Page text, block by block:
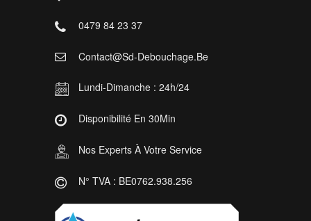
0479 84 23 37
Contact@sd-Debouchage.be
Lundi-Dimanche : 24h/24
Disponibilité En 30Min
Nos Experts À Votre Service
N° TVA : BE0762.938.256